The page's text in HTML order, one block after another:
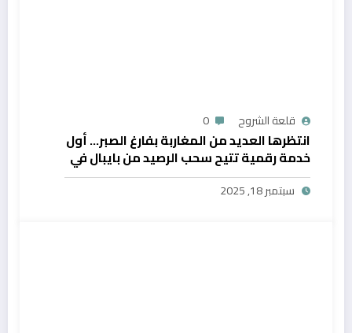
قلعة الشروح 0
انتظرها العديد من المغاربة بفارغ الصبر… أول
خدمة رقمية تتيح سحب الرصيد من بايبال في
المغرب
سبتمبر 18, 2025